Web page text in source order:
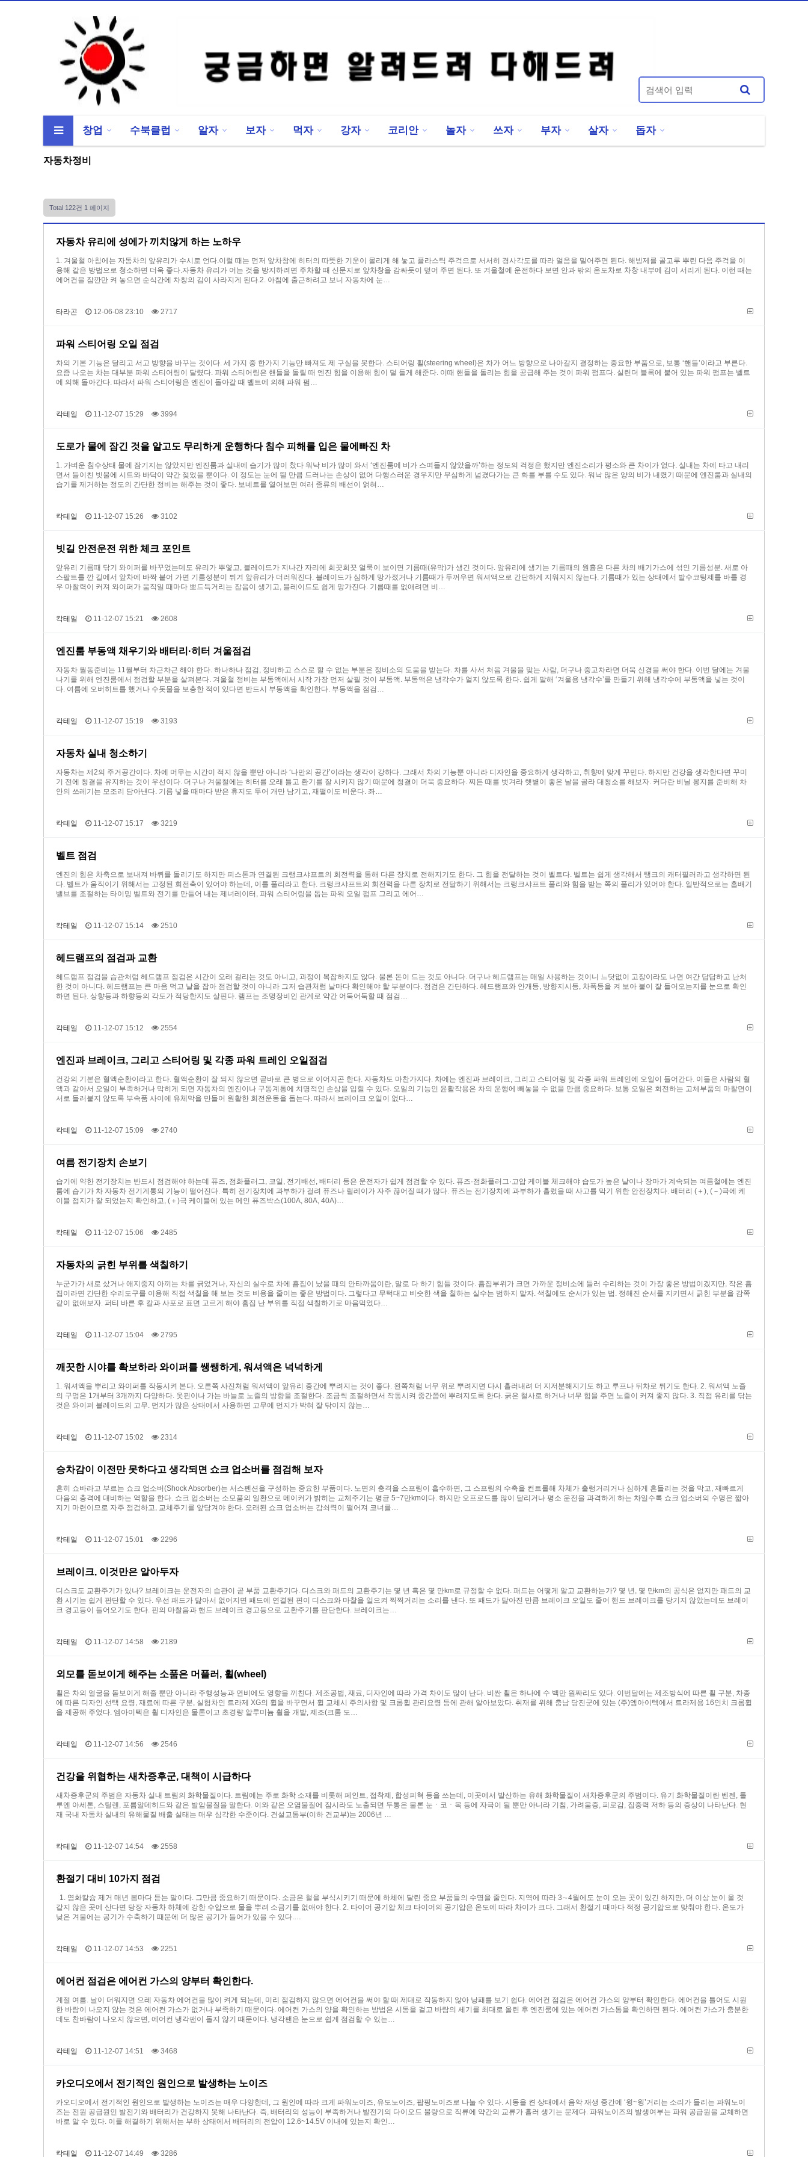
창업 수북클럽 알자 보자 먹자 강자 코리안 놀자 쓰자
부자
살자
돕자
자동차정비
Total 122건 1 페이지
자동차 유리에 성에가 끼치않게 하는 노하우
1. 겨울철 아침에는 자동차의 앞유리가 수시로 언다.이럴 때는 먼저 앞차창에 히터의 따뜻한 기운이 몰리게 해 놓고 플라스틱 주걱으로 서서히 경사각도를 따라 얼음을 밀어주면 된다. 해빙제를 골고루 뿌린 다음 주걱을 이
용해 같은 방법으로 청소하면 더욱 좋다.자동차 유리가 어는 것을 방지하려면 주차할 때 신문지로 앞차창을 감싸듯이 덮어 주면 된다. 또 겨울철에 운전하다 보면 안과 밖의 온도차로 차창 내부에 김이 서리게 된다. 이런 때는
에어컨을 잠깐만 켜 놓으면 순식간에 차창의 김이 사라지게 된다.2. 아침에 출근하려고 보니 자동차에 눈…
타라곤 12-06-08 23:10 2717
파워 스티어링 오일 점검
차의 기본 기능은 달리고 서고 방향을 바꾸는 것이다. 세 가지 중 한가지 기능만 빠져도 제 구실을 못한다. 스티어링 휠(steering wheel)은 차가 어느 방향으로 나아갈지 결정하는 중요한 부품으로, 보통 ‘핸들’이라고 부른다.
요즘 나오는 차는 대부분 파워 스티어링이 달렸다. 파워 스티어링은 핸들을 돌릴 때 엔진 힘을 이용해 힘이 덜 들게 해준다. 이때 핸들을 돌리는 힘을 공급해 주는 것이 파워 펌프다. 실린더 블록에 붙어 있는 파워 펌프는 벨트
에 의해 돌아간다. 따라서 파워 스티어링은 엔진이 돌아갈 때 벨트에 의해 파워 펌…
칵테일 11-12-07 15:29 3994
도로가 물에 잠긴 것을 알고도 무리하게 운행하다 침수 피해를 입은 물에빠진 차
1. 가벼운 침수상태 물에 잠기지는 않았지만 엔진룸과 실내에 습기가 많이 찼다 워낙 비가 많이 와서 ‘엔진룸에 비가 스며들지 않았을까’하는 정도의 걱정은 했지만 엔진소리가 평소와 큰 차이가 없다. 실내는 차에 타고 내리
면서 들이친 빗물에 시트와 바닥이 약간 젖었을 뿐이다. 이 정도는 눈에 띌 만큼 드러나는 손상이 없어 다행스러운 경우지만 무심하게 넘겼다가는 큰 화를 부를 수도 있다. 워낙 많은 양의 비가 내렸기 때문에 엔진룸과 실내의
습기를 제거하는 정도의 간단한 정비는 해주는 것이 좋다. 보네트를 열어보면 여러 종류의 배선이 얽혀…
칵테일 11-12-07 15:26 3102
빗길 안전운전 위한 체크 포인트
앞유리 기름때 닦기 와이퍼를 바꾸었는데도 유리가 뿌옇고, 블레이드가 지나간 자리에 희끗희끗 얼룩이 보이면 기름때(유막)가 생긴 것이다. 앞유리에 생기는 기름때의 원흉은 다른 차의 배기가스에 섞인 기름성분. 새로 아
스팔트를 깐 길에서 앞차에 바짝 붙어 가면 기름성분이 튀겨 앞유리가 더러워진다. 블레이드가 심하게 망가졌거나 기름때가 두꺼우면 워셔액으로 간단하게 지워지지 않는다. 기름때가 있는 상태에서 발수코팅제를 바를 경
우 마찰력이 커져 와이퍼가 움직일 때마다 뽀드득거리는 잡음이 생기고, 블레이드도 쉽게 망가진다. 기름때를 없애려면 비…
칵테일 11-12-07 15:21 2608
엔진룸 부동액 채우기와 배터리·히터 겨울점검
자동차 월동준비는 11월부터 차근차근 해야 한다. 하나하나 점검, 정비하고 스스로 할 수 없는 부분은 정비소의 도움을 받는다. 차를 사서 처음 겨울을 맞는 사람, 더구나 중고차라면 더욱 신경을 써야 한다. 이번 달에는 겨울
나기를 위해 엔진룸에서 점검할 부분을 살펴본다. 겨울철 정비는 부동액에서 시작 가장 먼저 살필 것이 부동액. 부동액은 냉각수가 얼지 않도록 한다. 쉽게 말해 ‘겨울용 냉각수’를 만들기 위해 냉각수에 부동액을 넣는 것이
다. 여름에 오버히트를 했거나 수돗물을 보충한 적이 있다면 반드시 부동액을 확인한다. 부동액을 점검…
칵테일 11-12-07 15:19 3193
자동차 실내 청소하기
자동차는 제2의 주거공간이다. 차에 머무는 시간이 적지 않을 뿐만 아니라 ‘나만의 공간’이라는 생각이 강하다. 그래서 차의 기능뿐 아니라 디자인을 중요하게 생각하고, 취향에 맞게 꾸민다. 하지만 건강을 생각한다면 꾸미
기 전에 청결을 유지하는 것이 우선이다. 더구나 겨울철에는 히터를 오래 틀고 환기를 잘 시키지 않기 때문에 청결이 더욱 중요하다. 찌든 때를 벗겨라 햇볕이 좋은 날을 골라 대청소를 해보자. 커다란 비닐 봉지를 준비해 차
안의 쓰레기는 모조리 담아낸다. 기름 넣을 때마다 받은 휴지도 두어 개만 남기고, 재떨이도 비운다. 좌…
칵테일 11-12-07 15:17 3219
벨트 점검
엔진의 힘은 차축으로 보내져 바퀴를 돌리기도 하지만 피스톤과 연결된 크랭크샤프트의 회전력을 통해 다른 장치로 전해지기도 한다. 그 힘을 전달하는 것이 벨트다. 벨트는 쉽게 생각해서 탱크의 캐터필러라고 생각하면 된
다. 벨트가 움직이기 위해서는 고정된 회전축이 있어야 하는데, 이를 풀리라고 한다. 크랭크샤프트의 회전력을 다른 장치로 전달하기 위해서는 크랭크샤프트 풀리와 힘을 받는 쪽의 풀리가 있어야 한다. 일반적으로는 흡배기
밸브를 조절하는 타이밍 벨트와 전기를 만들어 내는 제너레이터, 파워 스티어링을 돕는 파워 오일 펌프 그리고 에어…
칵테일 11-12-07 15:14 2510
헤드램프의 점검과 교환
헤드램프 점검을 습관처럼 헤드램프 점검은 시간이 오래 걸리는 것도 아니고, 과정이 복잡하지도 않다. 물론 돈이 드는 것도 아니다. 더구나 헤드램프는 매일 사용하는 것이니 느닷없이 고장이라도 나면 여간 답답하고 난처
한 것이 아니다. 헤드램프는 큰 마음 먹고 날을 잡아 점검할 것이 아니라 그저 습관처럼 날마다 확인해야 할 부분이다. 점검은 간단하다. 헤드램프와 안개등, 방향지시등, 차폭등을 켜 보아 불이 잘 들어오는지를 눈으로 확인
하면 된다. 상향등과 하향등의 각도가 적당한지도 살핀다. 램프는 조명장비인 관계로 약간 어둑어둑할 때 점검…
칵테일 11-12-07 15:12 2554
엔진과 브레이크, 그리고 스티어링 및 각종 파워 트레인 오일점검
건강의 기본은 혈액순환이라고 한다. 혈액순환이 잘 되지 않으면 곧바로 큰 병으로 이어지곤 한다. 자동차도 마찬가지다. 차에는 엔진과 브레이크, 그리고 스티어링 및 각종 파워 트레인에 오일이 들어간다. 이들은 사람의 혈
액과 같아서 오일이 부족하거나 막히게 되면 자동차의 엔진이나 구동계통에 치명적인 손상을 입힐 수 있다. 오일의 기능인 윤활작용은 차의 운행에 빼놓을 수 없을 만큼 중요하다. 보통 오일은 회전하는 고체부품의 마찰면이
서로 들러붙지 않도록 부속품 사이에 유체막을 만들어 원활한 회전운동을 돕는다. 따라서 브레이크 오일이 없다…
칵테일 11-12-07 15:09 2740
여름 전기장치 손보기
습기에 약한 전기장치는 반드시 점검해야 하는데 퓨즈, 점화플러그, 코일, 전기배선, 배터리 등은 운전자가 쉽게 점검할 수 있다. 퓨즈·점화플러그·고압 케이블 체크해야 습도가 높은 날이나 장마가 계속되는 여름철에는 엔진
룸에 습기가 차 자동차 전기계통의 기능이 떨어진다. 특히 전기장치에 과부하가 걸려 퓨즈나 릴레이가 자주 끊어질 때가 많다. 퓨즈는 전기장치에 과부하가 흘렀을 때 사고를 막기 위한 안전장치다. 배터리 (＋), (－)극에 케
이블 접지가 잘 되었는지 확인하고, (＋)극 케이블에 있는 메인 퓨즈박스(100A, 80A, 40A)…
칵테일 11-12-07 15:06 2485
자동차의 긁힌 부위를 색칠하기
누군가가 새로 샀거나 애지중지 아끼는 차를 긁었거나, 자신의 실수로 차에 흠집이 났을 때의 안타까움이란, 말로 다 하기 힘들 것이다. 흠집부위가 크면 가까운 정비소에 들러 수리하는 것이 가장 좋은 방법이겠지만, 작은 흠
집이라면 간단한 수리도구를 이용해 직접 색칠을 해 보는 것도 비용을 줄이는 좋은 방법이다. 그렇다고 무턱대고 비슷한 색을 칠하는 실수는 범하지 말자. 색칠에도 순서가 있는 법. 정해진 순서를 지키면서 긁힌 부분을 감쪽
같이 없애보자. 퍼티 바른 후 칼과 사포로 표면 고르게 해야 흠집 난 부위를 직접 색칠하기로 마음먹었다…
칵테일 11-12-07 15:04 2795
깨끗한 시야를 확보하라 와이퍼를 쌩쌩하게, 워셔액은 넉넉하게
1. 워셔액을 뿌리고 와이퍼를 작동시켜 본다. 오른쪽 사진처럼 워셔액이 앞유리 중간에 뿌려지는 것이 좋다. 왼쪽처럼 너무 위로 뿌려지면 다시 흘러내려 더 지저분해지기도 하고 루프나 뒤차로 튀기도 한다. 2. 워셔액 노즐
의 구멍은 1개부터 3개까지 다양하다. 옷핀이나 가는 바늘로 노즐의 방향을 조절한다. 조금씩 조절하면서 작동시켜 중간쯤에 뿌려지도록 한다. 굵은 철사로 하거나 너무 힘을 주면 노즐이 커져 좋지 않다. 3. 직접 유리를 닦는
것은 와이퍼 블레이드의 고무. 먼지가 많은 상태에서 사용하면 고무에 먼지가 박혀 잘 닦이지 않는…
칵테일 11-12-07 15:02 2314
승차감이 이전만 못하다고 생각되면 쇼크 업소버를 점검해 보자
흔히 쇼바라고 부르는 쇼크 업소버(Shock Absorber)는 서스펜션을 구성하는 중요한 부품이다. 노면의 충격을 스프링이 흡수하면, 그 스프링의 수축을 컨트롤해 차체가 출렁거리거나 심하게 흔들리는 것을 막고, 재빠르게
다음의 충격에 대비하는 역할을 한다. 쇼크 업소버는 소모품의 일환으로 메이커가 밝히는 교체주기는 평균 5~7만km이다. 하지만 오프로드를 많이 달리거나 평소 운전을 과격하게 하는 차일수록 쇼크 업소버의 수명은 짧아
지기 마련이므로 자주 점검하고, 교체주기를 앞당겨야 한다. 오래된 쇼크 업소버는 감쇠력이 떨어져 코너를…
칵테일 11-12-07 15:01 2296
브레이크, 이것만은 알아두자
디스크도 교환주기가 있나? 브레이크는 운전자의 습관이 곧 부품 교환주기다. 디스크와 패드의 교환주기는 몇 년 혹은 몇 만km로 규정할 수 없다. 패드는 어떻게 알고 교환하는가? 몇 년, 몇 만km의 공식은 없지만 패드의 교
환 시기는 쉽게 판단할 수 있다. 우선 패드가 닳아서 없어지면 패드에 연결된 핀이 디스크와 마찰을 일으켜 찍찍거리는 소리를 낸다. 또 패드가 닳아진 만큼 브레이크 오일도 줄어 핸드 브레이크를 당기지 않았는데도 브레이
크 경고등이 들어오기도 한다. 핀의 마찰음과 핸드 브레이크 경고등으로 교환주기를 판단한다. 브레이크는…
칵테일 11-12-07 14:58 2189
외모를 돋보이게 해주는 소품은 머플러, 휠(wheel)
휠은 차의 얼굴을 돋보이게 해줄 뿐만 아니라 주행성능과 연비에도 영향을 끼친다. 제조공법, 재료, 디자인에 따라 가격 차이도 많이 난다. 비싼 휠은 하나에 수 백만 원짜리도 있다. 이번달에는 제조방식에 따른 휠 구분, 차종
에 따른 디자인 선택 요령, 재료에 따른 구분, 실험차인 트라제 XG의 휠을 바꾸면서 휠 교체시 주의사항 및 크롬휠 관리요령 등에 관해 알아보았다. 취재를 위해 충남 당진군에 있는 (주)엠아이텍에서 트라제용 16인치 크롬휠
을 제공해 주었다. 엠아이텍은 휠 디자인은 물론이고 초경량 알루미늄 휠을 개발, 제조(크롬 도…
칵테일 11-12-07 14:56 2546
건강을 위협하는 새차증후군, 대책이 시급하다
새차증후군의 주범은 자동차 실내 트림의 화학물질이다. 트림에는 주로 화학 소재를 비롯해 페인트, 접착제, 합성피혁 등을 쓰는데, 이곳에서 발산하는 유해 화학물질이 새차증후군의 주범이다. 유기 화학물질이란 벤젠, 톨
루엔 아세톤, 스틸렌, 포름알데히드와 같은 발암물질을 말한다. 이와 같은 오염물질에 잠시라도 노출되면 두통은 물론 눈ㆍ코ㆍ목 등에 자극이 될 뿐만 아니라 기침, 가려움증, 피로감, 집중력 저하 등의 증상이 나타난다. 현
재 국내 자동차 실내의 유해물질 배출 실태는 매우 심각한 수준이다. 건설교통부(이하 건교부)는 2006년 …
칵테일 11-12-07 14:54 2558
환절기 대비 10가지 점검
1. 염화칼슘 제거 매년 봄마다 듣는 말이다. 그만큼 중요하기 때문이다. 소금은 철을 부식시키기 때문에 하체에 달린 중요 부품들의 수명을 줄인다. 지역에 따라 3∼4월에도 눈이 오는 곳이 있긴 하지만, 더 이상 눈이 올 것
같지 않은 곳에 산다면 당장 자동차 하체에 강한 수압으로 물을 뿌려 소금기를 없애야 한다. 2. 타이어 공기압 체크 타이어의 공기압은 온도에 따라 차이가 크다. 그래서 환절기 때마다 적정 공기압으로 맞춰야 한다. 온도가
낮은 겨울에는 공기가 수축하기 때문에 더 많은 공기가 들어가 있을 수 있다.…
칵테일 11-12-07 14:53 2251
에어컨 점검은 에어컨 가스의 양부터 확인한다.
계절 여름. 날이 더워지면 으레 자동차 에어컨을 많이 켜게 되는데, 미리 점검하지 않으면 에어컨을 써야 할 때 제대로 작동하지 않아 낭패를 보기 쉽다. 에어컨 점검은 에어컨 가스의 양부터 확인한다. 에어컨을 틀어도 시원
한 바람이 나오지 않는 것은 에어컨 가스가 없거나 부족하기 때문이다. 에어컨 가스의 양을 확인하는 방법은 시동을 걸고 바람의 세기를 최대로 올린 후 엔진룸에 있는 에어컨 가스통을 확인하면 된다. 에어컨 가스가 충분한
데도 찬바람이 나오지 않으면, 에어컨 냉각팬이 돌지 않기 때문이다. 냉각팬은 눈으로 쉽게 점검할 수 있는…
칵테일 11-12-07 14:51 3468
카오디오에서 전기적인 원인으로 발생하는 노이즈
카오디오에서 전기적인 원인으로 발생하는 노이즈는 매우 다양한데, 그 원인에 따라 크게 파워노이즈, 유도노이즈, 팝핑노이즈로 나눌 수 있다. 시동을 켠 상태에서 음악 재생 중간에 ‘윙~윙’거리는 소리가 들리는 파워노이
즈는 전원 공급원인 발전기와 배터리가 건강하지 못해 나타난다. 즉, 배터리의 성능이 부족하거나 발전기의 다이오드 불량으로 직류에 약간의 교류가 흘러 생기는 문제다. 파워노이즈의 발생여부는 파워 공급원을 교체하면
바로 알 수 있다. 이를 해결하기 위해서는 부하 상태에서 배터리의 전압이 12.6~14.5V 이내에 있는지 확인…
칵테일 11-12-07 14:49 3286